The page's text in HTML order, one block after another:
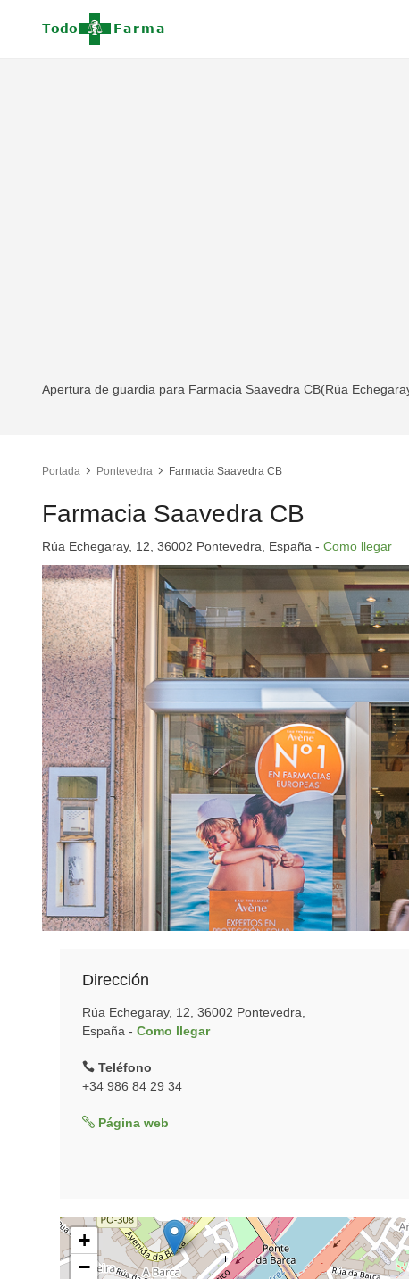
Apertura de guardia para Farmacia Saavedra CB(Rúa
Portada Pontevedra Farmacia Saavedra CB
Farmacia Saavedra CB
Rúa Echegaray, 12, 36002 Pontevedra, España - Como llegar
Dirección
Rúa Echegaray, 12, 36002 Pontevedra,
España - Como llegar
Teléfono
+34 986 84 29 34
Página web
+
−